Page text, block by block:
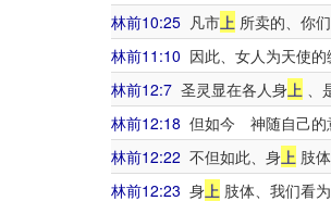
林前10:25 凡市上 所卖的、你
林前11:10 因此、女人为天使
林前12:7 圣灵显在各人身上 、
林前12:18 但如今 神随自己的
林前12:22 不但如此、身上 肢
林前12:23 身上 肢体、我们看